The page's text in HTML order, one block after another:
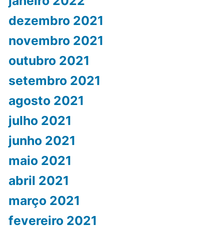
dezembro 2021
novembro 2021
outubro 2021
setembro 2021
agosto 2021
julho 2021
junho 2021
maio 2021
abril 2021
março 2021
fevereiro 2021